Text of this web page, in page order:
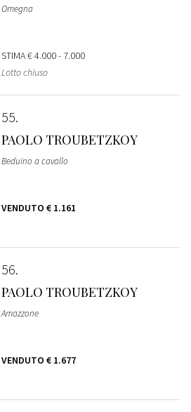
Omegna
STIMA€ 4.000 - 7.000
Lotto chiuso
55
PAOLO TROUBETZKOY
Beduino a cavallo
VENDUTO € 1.161
56
PAOLO TROUBETZKOY
Amazzone
VENDUTO € 1.677